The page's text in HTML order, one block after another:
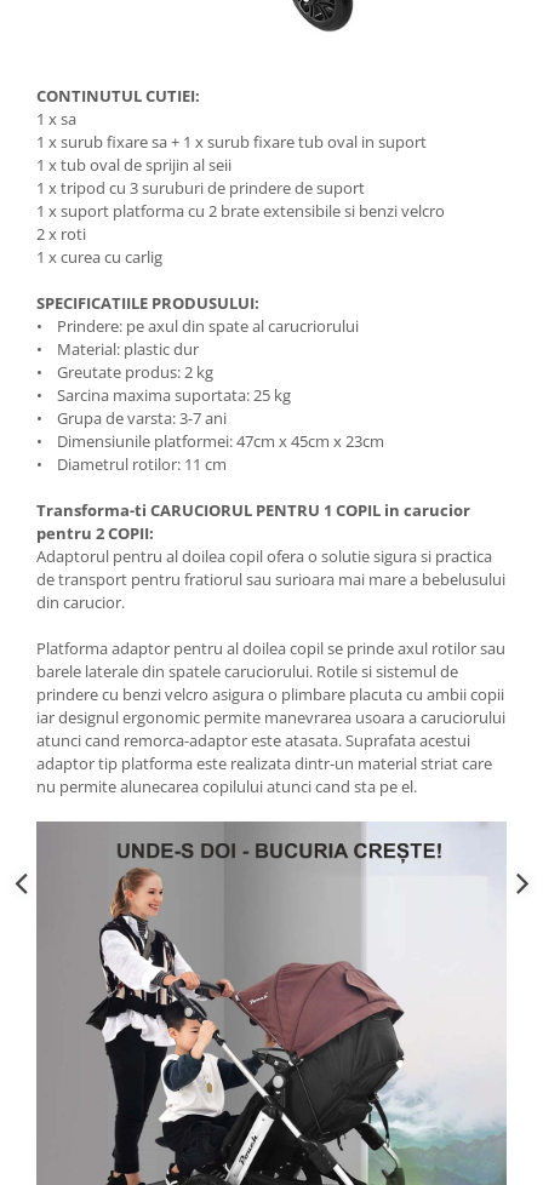
CONTINUTUL CUTIEI:
1 x sa
1 x surub fixare sa + 1 x surub fixare tub oval in suport
1 x tub oval de sprijin al seii
1 x tripod cu 3 suruburi de prindere de suport
1 x suport platforma cu 2 brate extensibile si benzi velcro
2 x roti
1 x curea cu carlig
SPECIFICATIILE PRODUSULUI:
• Prindere: pe axul din spate al carucriorului
• Material: plastic dur
• Greutate produs: 2 kg
• Sarcina maxima suportata: 25 kg
• Grupa de varsta: 3-7 ani
• Dimensiunile platformei: 47cm x 45cm x 23cm
• Diametrul rotilor: 11 cm
Transforma-ti CARUCIORUL PENTRU 1 COPIL in carucior
pentru 2 COPII:
Adaptorul pentru al doilea copil ofera o solutie sigura si practica
de transport pentru fratiorul sau surioara mai mare a bebelusului
din carucior.
Platforma adaptor pentru al doilea copil se prinde axul rotilor sau
barele laterale din spatele caruciorului. Rotile si sistemul de
prindere cu benzi velcro asigura o plimbare placuta cu ambii copii
iar designul ergonomic permite manevrarea usoara a caruciorului
atunci cand remorca-adaptor este atasata. Suprafata acestui
adaptor tip platforma este realizata dintr-un material striat care
nu permite alunecarea copilului atunci cand sta pe el.